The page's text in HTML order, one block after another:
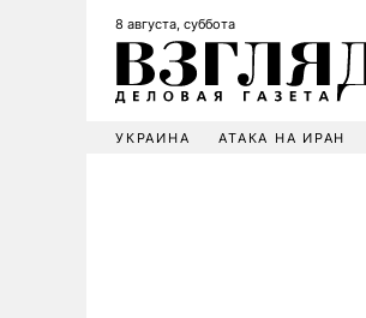
8 августа, суббота
УКРАИНА АТАКА НА ИРАН